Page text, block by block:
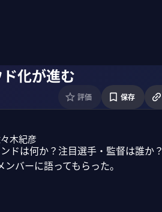
化が進む
評価 保存
木紀彦
ドは何か？注目選手・監督は誰か
バーに語ってもらった。